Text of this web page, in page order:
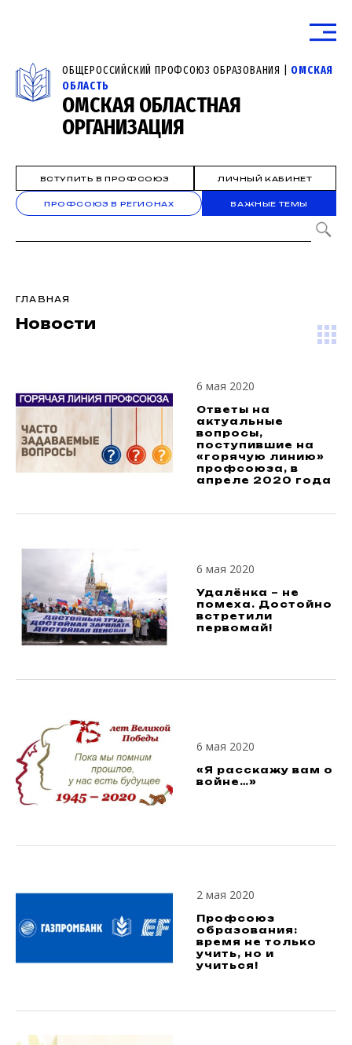
ОБЩЕРОССИЙСКИЙ ПРОФСОЮЗ ОБРАЗОВАНИЯ | ОМСКАЯ
ОБЛАСТЬ
ОМСКАЯ ОБЛАСТНАЯ
ОРГАНИЗАЦИЯ
ВСТУПИТЬ В ПРОФСОЮЗ ЛИЧНЫЙ КАБИНЕТ
ПРОФСОЮЗ В РЕГИОНАХ ВАЖНЫЕ ТЕМЫ
ГЛАВНАЯ
Новости
6 мая 2020
Ответы на
актуальные
вопросы,
поступившие на
«горячую линию»
профсоюза, в
апреле 2020 года
6 мая 2020
Удалёнка – не
помеха. Достойно
встретили
первомай!
6 мая 2020
«Я расскажу вам о
войне…»
2 мая 2020
Профсоюз
образования:
время не только
учить, но и
учиться!